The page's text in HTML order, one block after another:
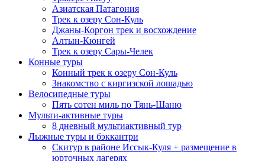
Азиатская Патагония
Трек к озеру Сон-Куль
Джаны-Коргон трек и восхождение
Алтын-Кюнгей
Трек к озеру Сары-Челек
Конные туры
Конный трек к озеру Сон-Куль
Знакомство с киргизской лошадью
Велосипедные туры
Пять сотен миль по Тянь-Шаню
Мульти-активные туры
8 дневный мультиактивный тур
Лыжные туры и бэккантри
Скитур в районе Иссык-Куля + размещение в
юрточных лагерях